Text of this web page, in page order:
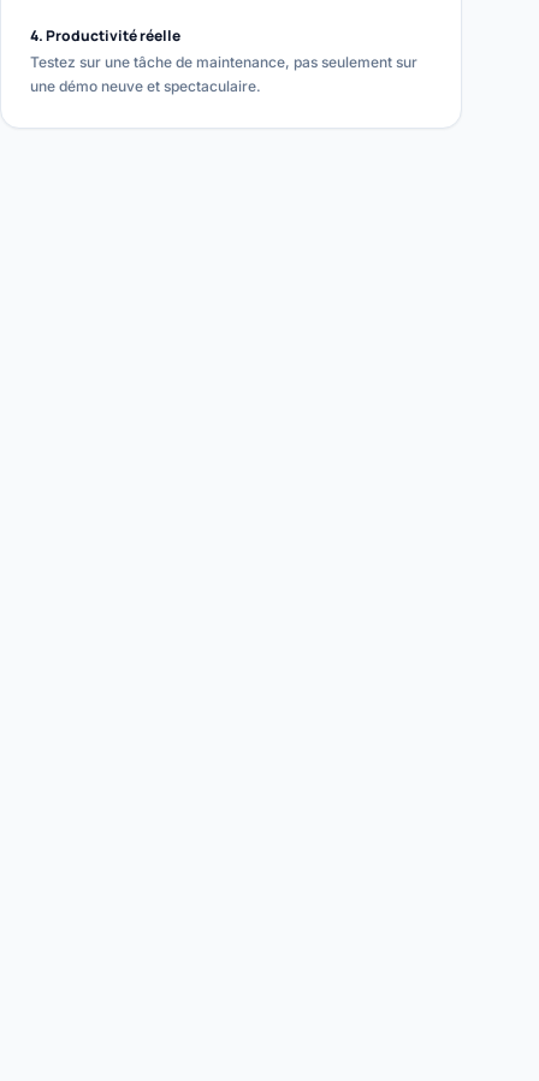
4. Productivité réelle
Testez sur une tâche de maintenance, pas seulement sur
une démo neuve et spectaculaire.